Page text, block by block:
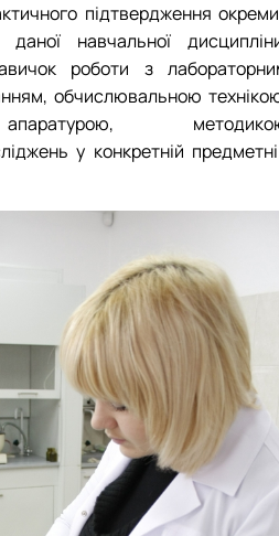
підтвердження
навчальної
роботи з
обчислювальною
у конкретній